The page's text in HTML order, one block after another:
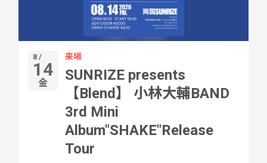
8 /
14
金
来場
SUNRIZE presents
【Blend】 小林大輔BAND
3rd Mini
Album"SHAKE"Release
Tour